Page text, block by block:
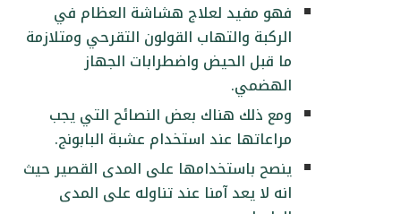
فهو مفيد لعلاج هشاشة العظام في
الركبة والتهاب القولون التقرحي ومتلازمة
ما قبل الحيض واضطرابات الجهاز
الهضمي.
ومع ذلك هناك بعض النصائح التي يجب
مراعاتها عند استخدام عشبة البابونج.
ينصح باستخدامها على المدى القصير حيث
انه لا يعد آمنا عند تناوله على المدى